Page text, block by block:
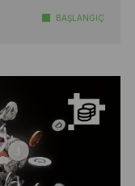
BAŞLANGIÇ